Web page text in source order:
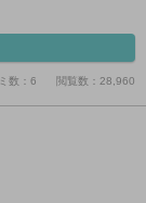
数：6 閲覧数：28,960